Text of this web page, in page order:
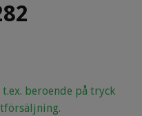
beroende på tryck